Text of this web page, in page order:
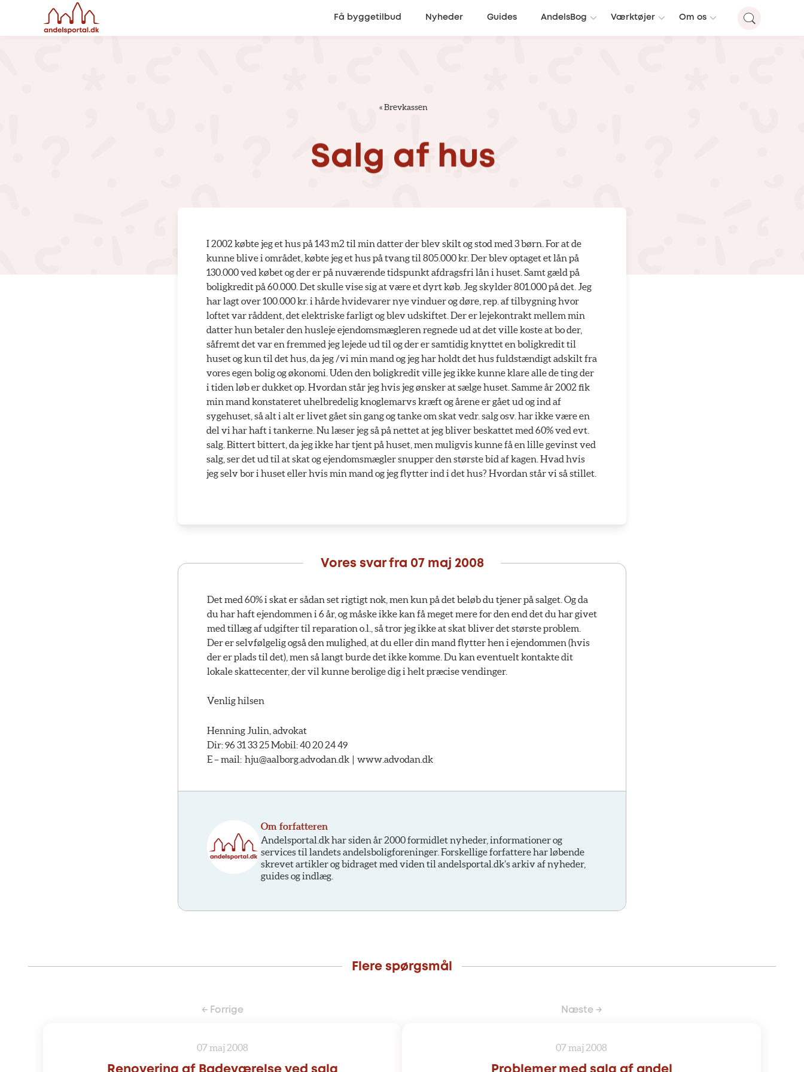
Få byggetilbud Nyheder Guides AndelsBog Værktøjer Om os
«Brevkassen
Salg af hus
I 2002 købte jeg et hus på 143 m2 til min datter der blev skilt og stod med 3 børn. For at de
kunne blive i området, købte jeg et hus på tvang til 805.000 kr. Der blev optaget et lån på
130.000 ved købet og der er på nuværende tidspunkt afdragsfri lån i huset. Samt gæld på
boligkredit på 60.000. Det skulle vise sig at være et dyrt køb. Jeg skylder 801.000 på det. Jeg
har lagt over 100.000 kr. i hårde hvidevarer nye vinduer og døre, rep. af tilbygning hvor
loftet var råddent, det elektriske farligt og blev udskiftet. Der er lejekontrakt mellem min
datter hun betaler den husleje ejendomsmægleren regnede ud at det ville koste at bo der,
såfremt det var en fremmed jeg lejede ud til og der er samtidig knyttet en boligkredit til
huset og kun til det hus, da jeg /vi min mand og jeg har holdt det hus fuldstændigt adskilt fra
vores egen bolig og økonomi. Uden den boligkredit ville jeg ikke kunne klare alle de ting der
i tiden løb er dukket op. Hvordan står jeg hvis jeg ønsker at sælge huset. Samme år 2002 fik
min mand konstateret uhelbredelig knoglemarvs kræft og årene er gået ud og ind af
sygehuset, så alt i alt er livet gået sin gang og tanke om skat vedr. salg osv. har ikke være en
del vi har haft i tankerne. Nu læser jeg så på nettet at jeg bliver beskattet med 60% ved evt.
salg. Bittert bittert, da jeg ikke har tjent på huset, men muligvis kunne få en lille gevinst ved
salg, ser det ud til at skat og ejendomsmægler snupper den største bid af kagen. Hvad hvis
jeg selv bor i huset eller hvis min mand og jeg flytter ind i det hus? Hvordan står vi så stillet.
Vores svar fra 07 maj 2008
Det med 60% i skat er sådan set rigtigt nok, men kun på det beløb du tjener på salget. Og da
du har haft ejendommen i 6 år, og måske ikke kan få meget mere for den end det du har givet
med tillæg af udgifter til reparation o.l., så tror jeg ikke at skat bliver det største problem.
Der er selvfølgelig også den mulighed, at du eller din mand flytter hen i ejendommen (hvis
der er plads til det), men så langt burde det ikke komme. Du kan eventuelt kontakte dit
lokale skattecenter, der vil kunne berolige dig i helt præcise vendinger.
Venlig hilsen
Henning Julin, advokat
Dir: 96 31 33 25 Mobil: 40 20 24 49
E – mail: hju@aalborg.advodan.dk | www.advodan.dk
Om forfatteren
Andelsportal.dk har siden år 2000 formidlet nyheder, informationer og
services til landets andelsboligforeninger. Forskellige forfattere har løbende
skrevet artikler og bidraget med viden til andelsportal.dk’s arkiv af nyheder,
guides og indlæg.
Flere spørgsmål
← Forrige
07 maj 2008
Næste →
07 maj 2008